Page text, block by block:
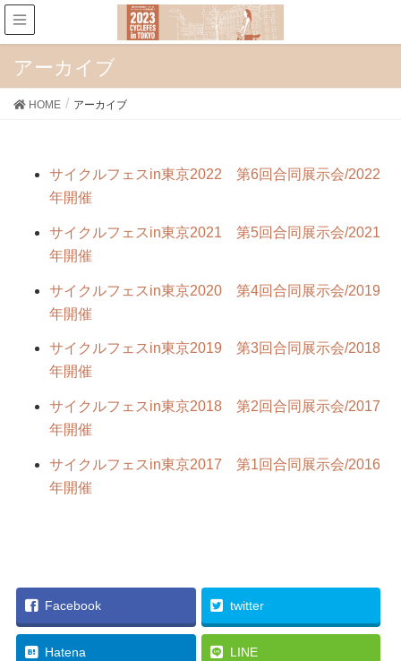
アーカイブ
HOME アーカイブ
サイクルフェスin東京2022 第6回合同展示会/2022
年開催
サイクルフェスin東京2021 第5回合同展示会/2021
年開催
サイクルフェスin東京2020 第4回合同展示会/2019
年開催
サイクルフェスin東京2019 第3回合同展示会/2018
年開催
サイクルフェスin東京2018 第2回合同展示会/2017
年開催
サイクルフェスin東京2017 第1回合同展示会/2016
年開催
Facebook twitter
Hatena LINE